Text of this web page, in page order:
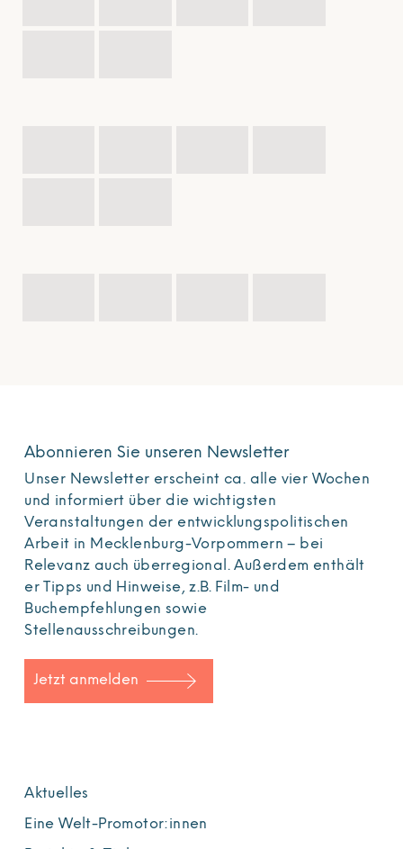
Abonnieren Sie unseren Newsletter
Unser Newsletter erscheint ca. alle vier Wochen
und informiert über die wichtigsten
Veranstaltungen der entwicklungspolitischen
Arbeit in Mecklenburg-Vorpommern – bei
Relevanz auch überregional. Außerdem enthält
er Tipps und Hinweise, z.B. Film- und
Buchempfehlungen sowie
Stellenausschreibungen.
Jetzt anmelden
Aktuelles
Eine Welt-Promotor:innen